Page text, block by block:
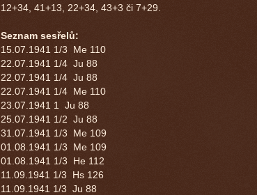
12+34, 41+13, 22+34, 43+3 či 7+29.
Seznam sesřelů:
15.07.1941 1/3 Me 110
22.07.1941 1/4 Ju 88
22.07.1941 1/4 Ju 88
22.07.1941 1/4 Me 110
23.07.1941 1 Ju 88
25.07.1941 1/2 Ju 88
31.07.1941 1/3 Me 109
01.08.1941 1/3 Me 109
01.08.1941 1/3 He 112
11.09.1941 1/3 Hs 126
11.09.1941 1/3 Ju 88